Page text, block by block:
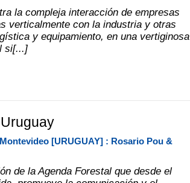
la compleja interacción de empresas
verticalmente con la industria y otras
y equipamiento, en una vertiginosa
si[...]
Montevideo [URUGUAY] : Rosario Pou &
de la Agenda Forestal que desde el